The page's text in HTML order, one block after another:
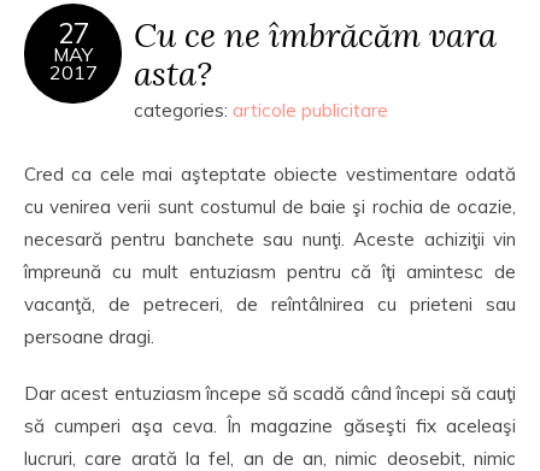
27
MAY
2017
Cu ce ne îmbrăcăm vara
asta?
categories: articole publicitare
Cred ca cele mai aşteptate obiecte vestimentare odată
cu venirea verii sunt costumul de baie şi rochia de ocazie,
necesară pentru banchete sau nunţi. Aceste achiziţii vin
împreună cu mult entuziasm pentru că îţi amintesc de
vacanţă, de petreceri, de reîntâlnirea cu prieteni sau
persoane dragi.
Dar acest entuziasm începe să scadă când începi să cauţi
să cumperi aşa ceva. În magazine găseşti fix aceleaşi
lucruri, care arată la fel, an de an, nimic deosebit, nimic